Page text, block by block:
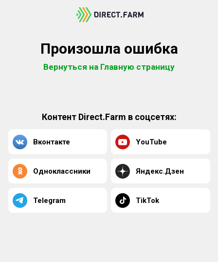
Произошла ошибка
Вернуться на Главную страницу
Контент Direct.Farm в соцсетях:
Вконтакте YouTube
Одноклассники Яндекс.Дзен
Telegram TikTok